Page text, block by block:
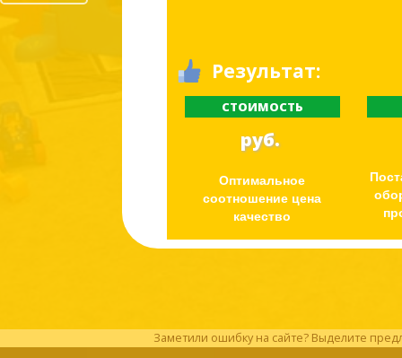
Результат:
СТОИМОСТЬ
руб.
Оптимальное
соотношение цена
качество
Заметили ошибку на сайте? Выделите